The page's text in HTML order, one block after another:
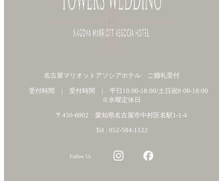
名古屋マリオットアソシアホテル ご婚礼受付
受付時間 | 受付時間 | 平日10:00-18:00/土日祝9:00-18:00
※水曜定休日
〒450-6002 愛知県名古屋市中村区名駅1-1-4
Tel : 052-584-1122
Follow Us